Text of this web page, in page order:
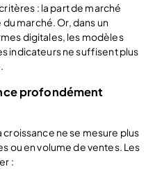
: la part de marché
marché. Or, dans un
digitales, les modèles
indicateurs ne suffisent plus
profondément
ne se mesure plus
ou en volume de ventes. Les
: